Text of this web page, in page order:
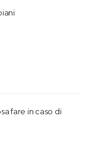
fare in caso di